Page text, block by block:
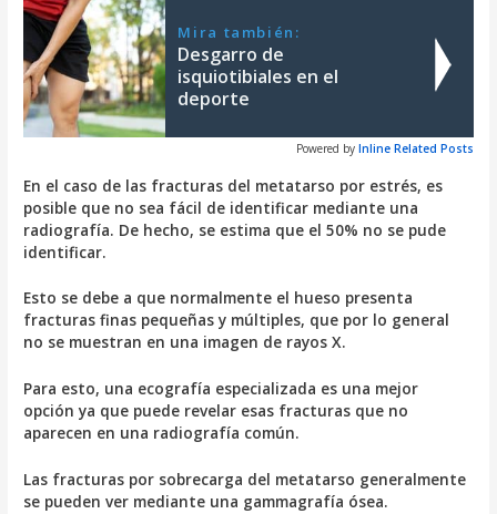
Mira también:
Desgarro de
isquiotibiales en el
deporte
Powered by Inline Related Posts
En el caso de las fracturas del metatarso por estrés, es
posible que no sea fácil de identificar mediante una
radiografía. De hecho, se estima que el 50% no se pude
identificar.
Esto se debe a que normalmente el hueso presenta
fracturas finas pequeñas y múltiples, que por lo general
no se muestran en una imagen de rayos X.
Para esto, una ecografía especializada es una mejor
opción ya que puede revelar esas fracturas que no
aparecen en una radiografía común.
Las fracturas por sobrecarga del metatarso generalmente
se pueden ver mediante una gammagrafía ósea.